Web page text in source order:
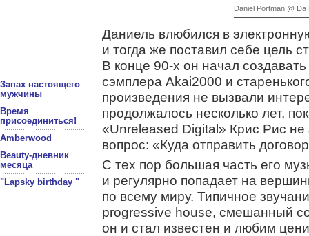
Запах настоящего
мужчины
Время
присоединиться!
Amberwood
Beauty-дневник
месяца
"Lapsky birthday "
Daniel Portman @ Da
Даниель влюбился в
и тогда же поставил себе цель
В конце 90-х он начал
сэмплера Akai2000 и
произведения не вызвали
продолжалось несколько лет,
«Unreleased Digital» Крис Рис
вопрос: «Куда отправить
С тех пор большая часть его
и регулярно попадает на
по всему миру. Типичное
progressive house, смешанный
он и стал известен и любим